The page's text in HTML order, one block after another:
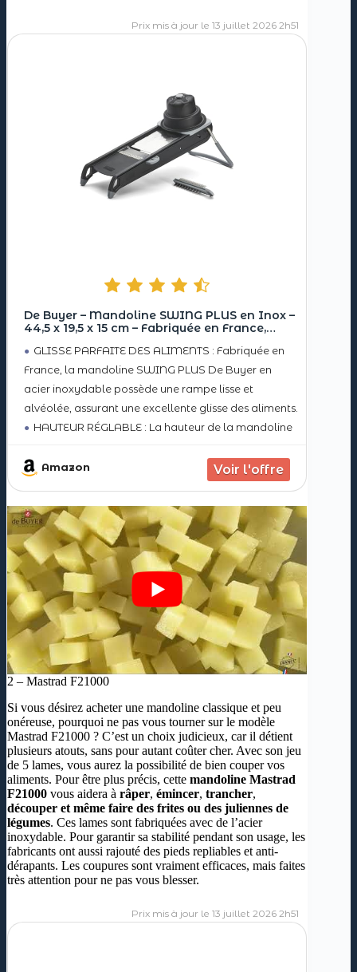
13 juillet 2026 2h51
De Buyer – Mandoline SWING PLUS en Inox –
44,5 x 19,5 x 15 cm – Fabriquée en France,
Découpe Précise de Rondelles, Juliennes et
autres
GLISSE PARFAITE DES ALIMENTS : Fabriquée en
France, la mandoline SWING PLUS De Buyer en
acier inoxydable possède une rampe lisse et
alvéolée, assurant une excellente glisse des aliments.
HAUTEUR RÉGLABLE : La hauteur de la mandoline
système de réglage. Vous pourrez
Amazon
2 – Mastrad F21000
Si vous désirez acheter une mandoline classique et peu
onéreuse, pourquoi ne pas vous tourner sur le modèle
Mastrad F21000 ? C’est un choix judicieux, car il détient
plusieurs atouts, sans pour autant coûter cher. Avec son jeu
de 5 lames, vous aurez la possibilité de bien couper vos
aliments. Pour être plus précis, cette mandoline Mastrad
F21000 vous aidera à râper, émincer, trancher,
découper et même faire des frites ou des juliennes de
légumes. Ces lames sont fabriquées avec de l’acier
inoxydable. Pour garantir sa stabilité pendant son usage, les
fabricants ont aussi rajouté des pieds repliables et anti-
dérapants. Les coupures sont vraiment efficaces, mais faites
très attention pour ne pas vous blesser.
13 juillet 2026 2h51